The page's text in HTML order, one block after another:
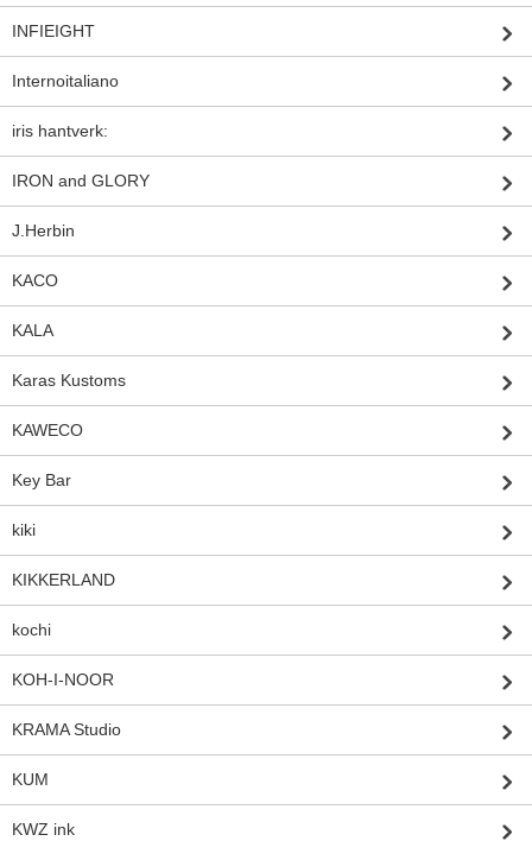
INFIEIGHT
Internoitaliano
iris hantverk:
IRON and GLORY
J.Herbin
KACO
KALA
Karas Kustoms
KAWECO
Key Bar
kiki
KIKKERLAND
kochi
KOH-I-NOOR
KRAMA Studio
KUM
KWZ ink